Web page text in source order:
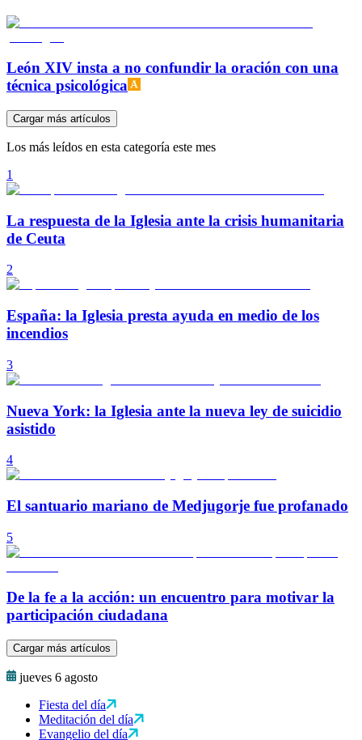
León XIV insta a no confundir la oración con una
técnica psicológica
Cargar más artículos
Los más leídos en esta categoría este mes
1
La respuesta de la Iglesia ante la crisis humanitaria
de Ceuta
2
España: la Iglesia presta ayuda en medio de los
incendios
3
Nueva York: la Iglesia ante la nueva ley de suicidio
asistido
4
El santuario mariano de Medjugorje fue profanado
5
De la fe a la acción: un encuentro para motivar la
participación ciudadana
Cargar más artículos
jueves 6 agosto
Fiesta del día
Meditación del día
Evangelio del día